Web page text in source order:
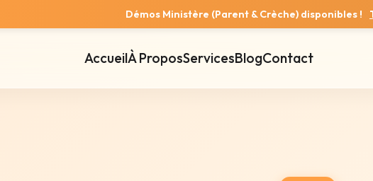
Démos Ministère (Parent & Crèche) disponibles !
AccueilÀ ProposServicesBlogContact